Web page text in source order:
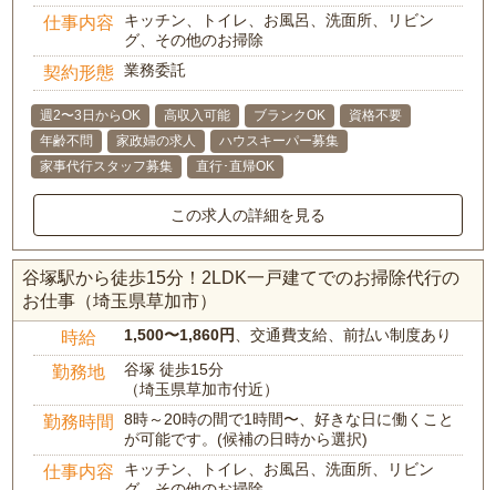
仕事内容
キッチン、トイレ、お風呂、洗面所、リビン
グ、その他のお掃除
契約形態 業務委託
週2〜3日からOK 高収入可能 ブランクOK
資格不要
年齢不問
家政婦の求人
ハウスキーパー募集
家事代行スタッフ募集
直行･直帰OK
この求人の詳細を見る
谷塚駅から徒歩15分！2LDK一戸建てでのお掃除代行の
お仕事（埼玉県草加市）
時給 1,500〜1,860円 、交通費支給、前払い制度あり
勤務地
谷塚 徒歩15分
（埼玉県草加市付近）
勤務時間
8時～20時の間で1時間〜、好きな日に働くこと
が可能です。(候補の日時から選択)
仕事内容
キッチン、トイレ、お風呂、洗面所、リビン